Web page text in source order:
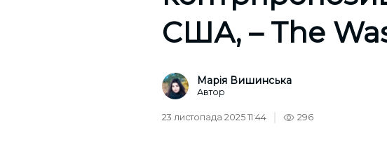
США, – The
Марія Вишинська
Автор
23 листопада 2025 11:44 296